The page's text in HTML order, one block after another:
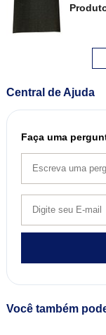
Central de Ajuda
Faça uma
Você também